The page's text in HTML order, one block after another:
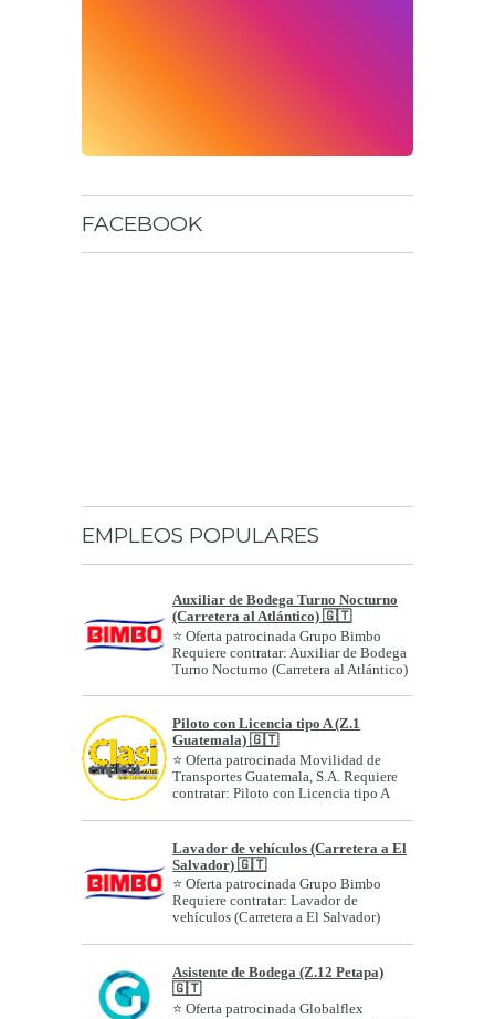
FACEBOOK
EMPLEOS POPULARES
Auxiliar de Bodega Turno Nocturno
(Carretera al Atlántico) 🇬🇹
⭐ Oferta patrocinada Grupo Bimbo
Requiere contratar: Auxiliar de Bodega
Turno Nocturno (Carretera al Atlántico)
Piloto con Licencia tipo A (Z.1
Guatemala) 🇬🇹
⭐ Oferta patrocinada Movilidad de
Transportes Guatemala, S.A. Requiere
contratar: Piloto con Licencia tipo A
Lavador de vehículos (Carretera a El
Salvador) 🇬🇹
⭐ Oferta patrocinada Grupo Bimbo
Requiere contratar: Lavador de
vehículos (Carretera a El Salvador)
Asistente de Bodega (Z.12 Petapa)
🇬🇹
⭐ Oferta patrocinada Globalflex